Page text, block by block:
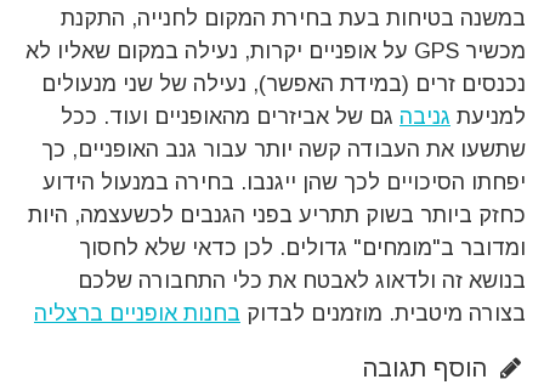
במשנה בטיחות בעת בחירת המקום לחנייה, התקנת
מכשיר GPS על אופניים יקרות, נעילה במקום שאליו לא
נכנסים זרים (במידת האפשר), נעילה של שני מנעולים
למניעת גניבה גם של אביזרים מהאופניים ועוד. ככל
שתשעו את העבודה קשה יותר עבור גנב האופניים, כך
יפחתו הסיכויים לכך שהן ייגנבו. בחירה במנעול הידוע
כחזק ביותר בשוק תתריע בפני הגנבים לכשעצמה, היות
ומדובר ב"מומחים" גדולים. לכן כדאי שלא לחסוך
בנושא זה ולדאוג לאבטח את כלי התחבורה שלכם
בצורה מיטבית. מוזמנים לבדוק בחנות אופניים ברצליה
הוסף תגובה